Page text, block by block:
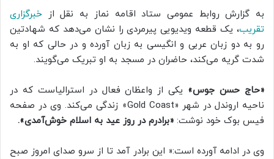
به گزارش روابط عمومی ستاد اقامه نماز به نقل از خبرگزاری
تقریب، یک قطعه ویدیویی پیرمردی را نشان می‌دهد که شهادتین
رو به دو زبان عربی و انگیسی به زبان آورده و در حالی که او به
شدت گریه می‌کند، حاضران در مسجد به او تبریک می‌گویند.
«حاج حسن جوس» یکی از واعظان فعال در استرالیاست که در
ناحیه اروندل در شهر «Gold Coast» زندگی می‌کند. وی در صفحه
فیس بوک خود نوشت: «برادرم در روز عید به اسلام خوش‌آمدی».
وی در ادامه آورده است:« این برادر آمد تا از سرو صدای امروز صبح